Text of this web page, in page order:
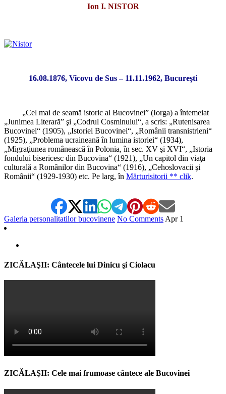
Ion I. NISTOR
16.08.1876, Vicovu de Sus – 11.11.1962, Bucureşti
„Cel mai de seamă istoric al Bucovinei” (Iorga) a întemeiat
„Junimea Literară” şi „Codrul Cosminului“, a scris: „Rutenisarea
Bucovinei“ (1905), „Istoriei Bucovinei“, „Românii transnistrieni“
(1925), „Problema ucraineană în lumina istoriei“ (1934),
„Migraţiunea românească în Polonia, în sec. XV şi XVI“, „Istoria
fondului bisericesc din Bucovina“ (1921), „Un capitol din viaţa
culturală a Românilor din Bucovina“ (1916), „Cehoslovacii şi
Românii“ (1929-1930) etc. Pe larg, în Mărturisitorii ** clik.
Galeria personalitatilor bucovinene No Comments Apr 1
ZICĂLAŞII: Cântecele lui Dinicu şi Ciolacu
ZICĂLAŞII: Cele mai frumoase cântece ale Bucovinei